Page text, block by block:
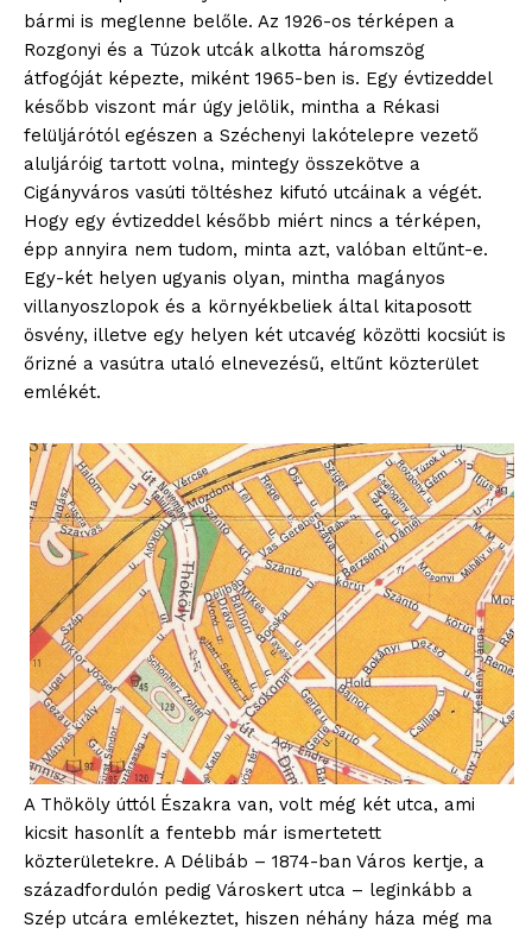
bármi is meglenne belőle. Az 1926-os térképen a
Rozgonyi és a Túzok utcák alkotta háromszög
átfogóját képezte, miként 1965-ben is. Egy évtizeddel
később viszont már úgy jelölik, mintha a Rékasi
felüljárótól egészen a Széchenyi lakótelepre vezető
aluljáróig tartott volna, mintegy összekötve a
Cigányváros vasúti töltéshez kifutó utcáinak a végét.
Hogy egy évtizeddel később miért nincs a térképen,
épp annyira nem tudom, minta azt, valóban eltűnt-e.
Egy-két helyen ugyanis olyan, mintha magányos
villanyoszlopok és a környékbeliek által kitaposott
ösvény, illetve egy helyen két utcavég közötti kocsiút is
őrizné a vasútra utaló elnevezésű, eltűnt közterület
emlékét.
A Thököly úttól Északra van, volt még két utca, ami
kicsit hasonlít a fentebb már ismertetett
közterületekre. A Délibáb – 1874-ban Város kertje, a
századfordulón pedig Városkert utca – leginkább a
Szép utcára emlékeztet, hiszen néhány háza még ma